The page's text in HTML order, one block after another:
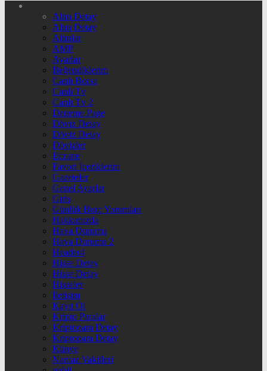
Altın Detay
Altın Detay
Altınlar
AMP
Ayarlar
Beğendiklerim
Canlı Borsa
Canlı Tv
Canlı Tv 2
Deneme Page
Döviz Detay
Döviz Detay
Dövizler
Eczane
Favori İçeriklerim
Gazeteler
Genel Ayarlar
Giriş
Günlük Burç Yorumları
Hakkımızda
Hava Durumu
Hava Durumu 2
Header4
Hisse Detay
Hisse Detay
Hisseler
İletişim
Kayıt Ol
Kripto Paralar
Kriptopara Detay
Kriptopara Detay
Künye
Namaz Vakitleri